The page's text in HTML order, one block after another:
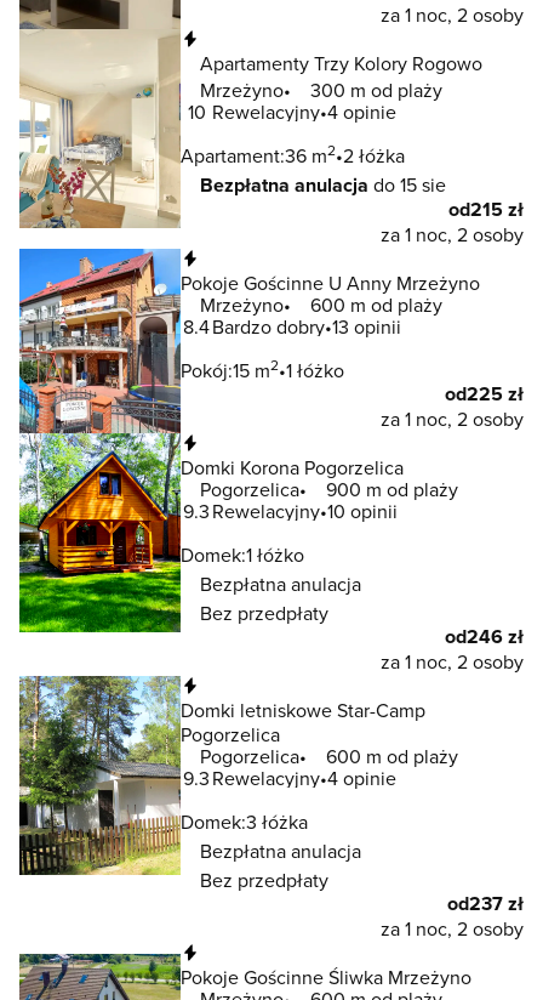
za 1 noc, 2 osoby
Apartamenty Trzy Kolory Rogowo
Mrzeżyno
300 m od plaży
10 Rewelacyjny 4 opinie
Apartament:36 m2 2 łóżka
Bezpłatna anulacja do 15 sie
od215 zł
za 1 noc, 2 osoby
Pokoje Gościnne U Anny Mrzeżyno
Mrzeżyno
600 m od plaży
8.4Bardzo dobry 13 opinii
Pokój:15 m2 1 łóżko
od225 zł
za 1 noc, 2 osoby
Domki Korona Pogorzelica
Pogorzelica
900 m od plaży
9.3Rewelacyjny 10 opinii
Domek:1 łóżko
Bezpłatna anulacja
Bez przedpłaty
od246 zł
za 1 noc, 2 osoby
Domki letniskowe Star-Camp
Pogorzelica
Pogorzelica
600 m od plaży
9.3Rewelacyjny 4 opinie
Domek:3 łóżka
Bezpłatna anulacja
Bez przedpłaty
od237 zł
za 1 noc, 2 osoby
Pokoje Gościnne Śliwka Mrzeżyno